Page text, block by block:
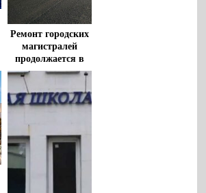
Ремонт городских
магистралей
продолжается в
Воронеже